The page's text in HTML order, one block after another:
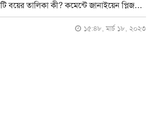
তালিকা কী? কমেন্টে জানাইয়েন প্লিজ…
১৫:৪৮, মার্চ ১৮, ২০২৩